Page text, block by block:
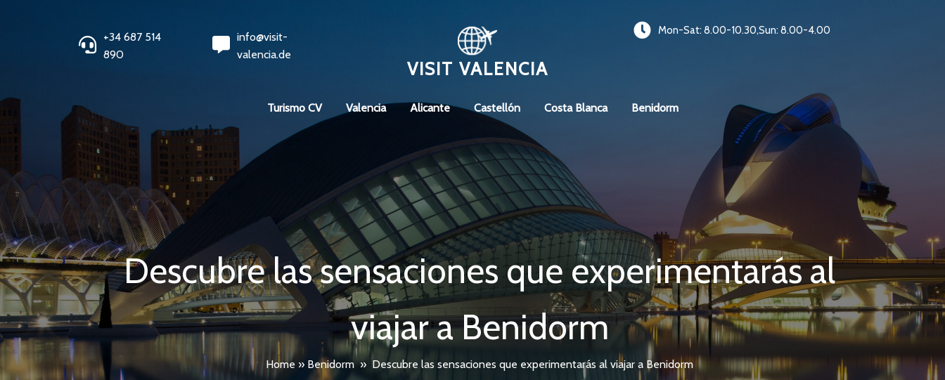
+34 687 514
890
info@visit-
valencia.de
VISIT VALENCIA
Mon-Sat: 8.00-10.30,Sun: 8.00-4.00
Turismo CV Valencia Alicante Castellón Costa Blanca Benidorm
Descubre las sensaciones que experimentarás al
viajar a Benidorm
Home » Benidorm » Descubre las sensaciones que experimentarás al viajar a Benidorm